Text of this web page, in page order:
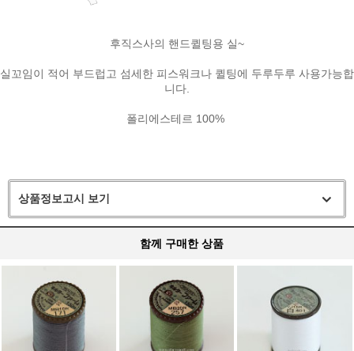
후직스사의 핸드퀼팅용 실~
실꼬임이 적어 부드럽고 섬세한 피스워크나 퀼팅에 두루두루 사용가능합
니다.
폴리에스테르 100%
상품정보고시 보기
함께 구매한 상품